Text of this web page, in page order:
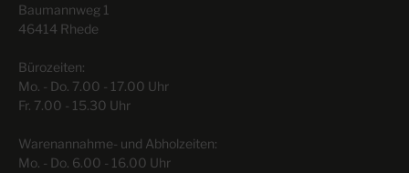
Baumannweg 1
46414 Rhede
Bürozeiten:
Mo. - Do. 7.00 - 17.00 Uhr
Fr. 7.00 - 15.30 Uhr
Warenannahme- und Abholzeiten:
Mo. - Do. 6.00 - 16.00 Uhr